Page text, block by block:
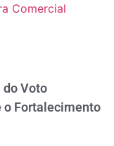
Comercial
do Voto
o Fortalecimento